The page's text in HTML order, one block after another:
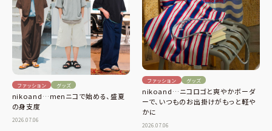
ファッション グッズ
nikoand…menニコで始める、盛夏
の身支度
2026.07.06
ファッション グッズ
nikoand…ニコロゴと爽やかボーダ
ーで、いつものお出掛けがもっと軽や
かに
2026.07.06